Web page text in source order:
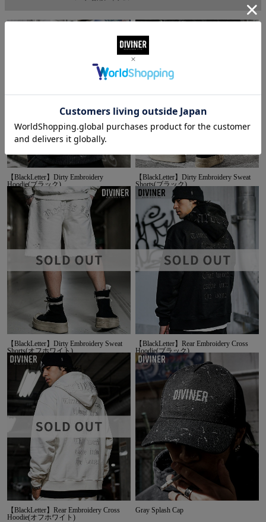
【BlackLetter】Dirty Embroidery
Hoodie(ブラック)
【BlackLetter】Dirty Embroidery Sweat
Shorts(ブラック)
【BlackLetter】Dirty Embroidery Sweat
Shorts(オフホワイト)
【BlackLetter】Rear Embroidery Cross
Hoodie(ブラック)
【BlackLetter】Rear Embroidery Cross
Hoodie(オフホワイト)
Gray Splash Cap